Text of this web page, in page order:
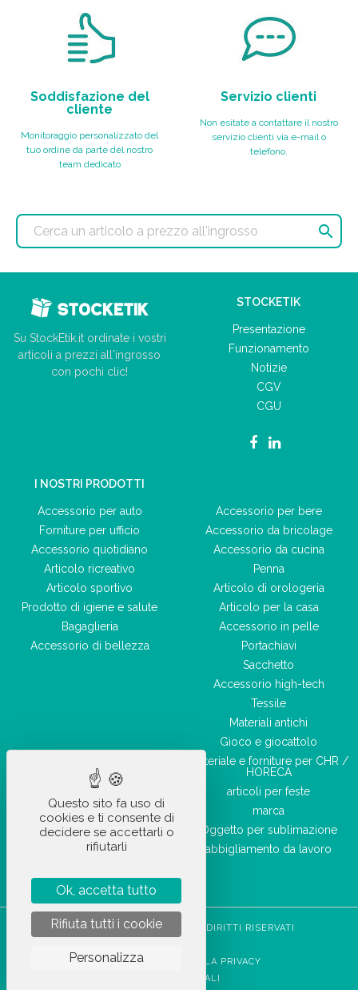
Soddisfazione del
cliente
Monitoraggio personalizzato del
tuo ordine da parte del nostro
team dedicato
Servizio clienti
Non esitate a contattare il nostro
servizio clienti via e-mail o
telefono.

Su StockEtik.it ordinate i vostri
articoli a prezzi all'ingrosso
con pochi clic!
STOCKETIK
Presentazione
Funzionamento
Notizie
CGV
CGU
I NOSTRI PRODOTTI
Accessorio per auto
Forniture per ufficio
Accessorio quotidiano
Articolo ricreativo
Articolo sportivo
Prodotto di igiene e salute
Bagaglieria
Accessorio di bellezza
Accessorio per bere
Accessorio da bricolage
Accessorio da cucina
Penna
Articolo di orologeria
Articolo per la casa
Accessorio in pelle
Portachiavi
Sacchetto
Accessorio high-tech
Tessile
Materiali antichi
Gioco e giocattolo
Materiale e forniture per CHR /
HORECA
articoli per feste
marca
Oggetto per sublimazione
abbigliamento da lavoro
STOCKETIK © 2023 - TUTTI I DIRITTI RISERVATI
INFORMATIVA SULLA PRIVACY
NOTE LEGALI
Questo sito fa uso di
cookies e ti consente di
decidere se accettarli o
rifiutarli
Ok, accetta tutto
Rifiuta tutti i cookie
Personalizza